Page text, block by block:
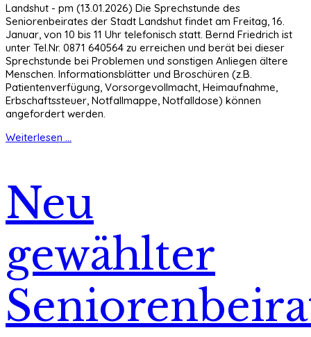
Landshut - pm (13.01.2026) Die Sprechstunde des
Seniorenbeirates der Stadt Landshut findet am Freitag, 16.
Januar, von 10 bis 11 Uhr telefonisch statt. Bernd Friedrich ist
unter Tel.Nr. 0871 640564 zu erreichen und berät bei dieser
Sprechstunde bei Problemen und sonstigen Anliegen ältere
Menschen. Informationsblätter und Broschüren (z.B.
Patientenverfügung, Vorsorgevollmacht, Heimaufnahme,
Erbschaftssteuer, Notfallmappe, Notfalldose) können
angefordert werden.
Weiterlesen ...
Neu
gewählter